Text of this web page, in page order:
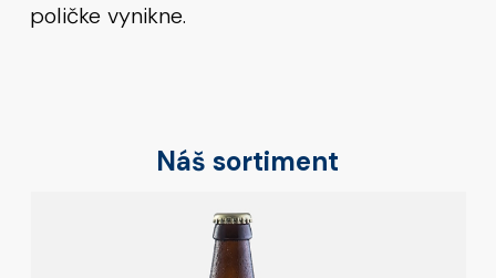
poličke vynikne.
Náš sortiment